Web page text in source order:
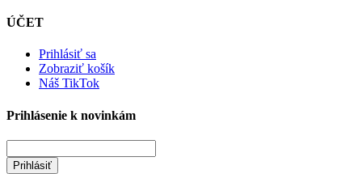
ÚČET
Prihlásiť sa
Zobraziť košík
Náš TikTok
Prihlásenie k novinkám
Prihlásiť